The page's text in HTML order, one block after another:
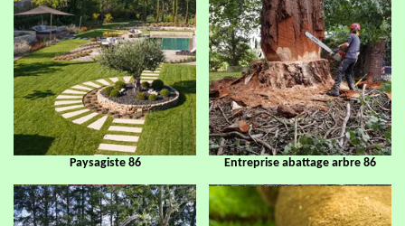
Paysagiste 86 Entreprise abattage arbre 86